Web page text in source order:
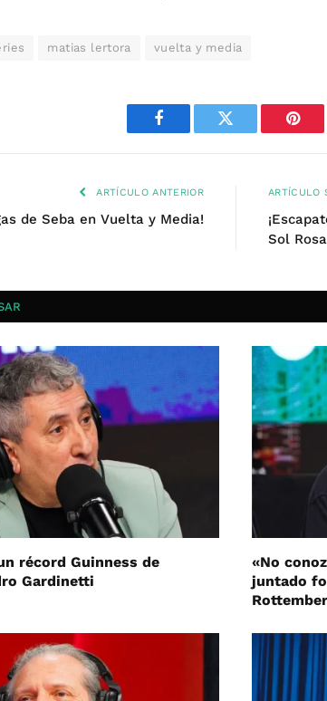
matias lertora vuelta y media
Facebook Twitter
ARTÍCULO ANTERIOR
de Seba en Vuelta y Media!
ARTÍCULO
Sol
récord Guinness de
Gardinetti
«No
juntado